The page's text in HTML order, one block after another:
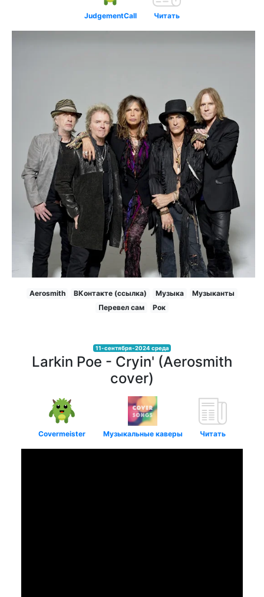
JudgementCall Читать
Aerosmith ВКонтакте (ссылка) Музыка
Музыканты
Перевел сам
Рок
11-сентября-2024 среда
Larkin Poe - Cryin' (Aerosmith
cover)
Covermeister Музыкальные каверы Читать